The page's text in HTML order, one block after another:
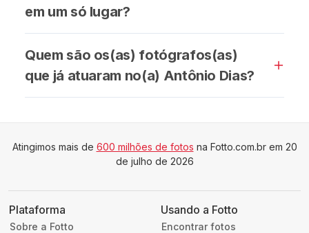
em um só lugar?
Quem são os(as) fotógrafos(as)
que já atuaram no(a) Antônio Dias?
Atingimos mais de 600 milhões de fotos na Fotto.com.br em 20
de julho de 2026
Plataforma
Sobre a Fotto
Usando a Fotto
Encontrar fotos